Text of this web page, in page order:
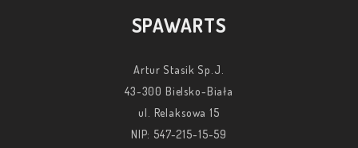
SPAWARTS
Artur Stasik Sp.J.
43-300 Bielsko-Biała
ul. Relaksowa 15
NIP: 547-215-15-59